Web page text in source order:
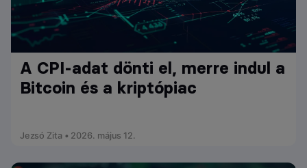
A CPI-adat dönti el, merre indul a
Bitcoin és a kriptópiac
Jezsó Zita • 2026. május 12.